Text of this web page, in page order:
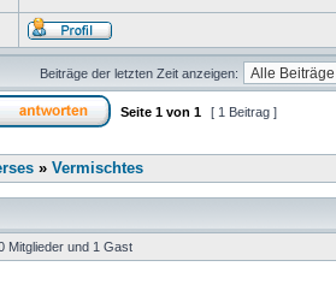
Beiträge der letzten Zeit anzeigen:
Seite 1 von 1 [ 1 Beitrag ]
» Vermischtes
Mitglieder und 1 Gast